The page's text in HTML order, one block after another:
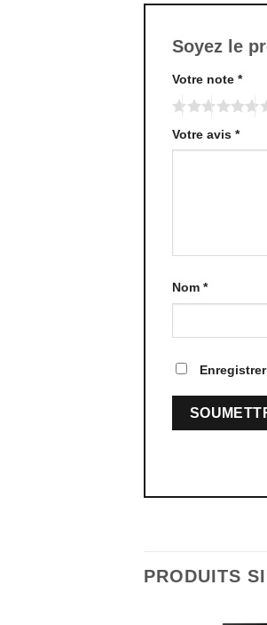
Soyez le
Votre note *
Votre avis *
Nom *
PRODUITS